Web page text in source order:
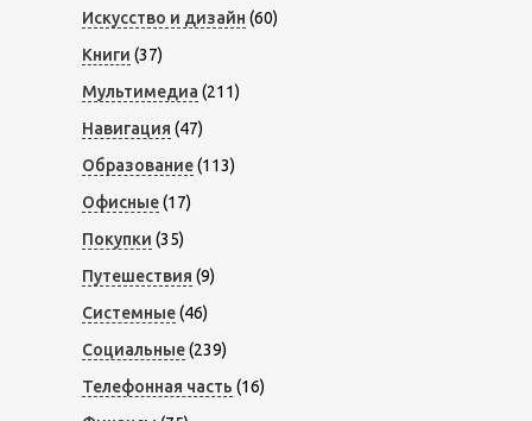
Искусство и дизайн (60)
Книги (37)
Мультимедиа (211)
Навигация (47)
Образование(113)
Офисные(17)
Покупки (35)
Путешествия (9)
Системные(46)
Социальные(239)
Телефонная часть (16)